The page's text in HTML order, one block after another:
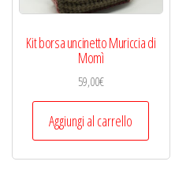
Kit borsa uncinetto Muriccia di
Momì
59,00€
Aggiungi al carrello